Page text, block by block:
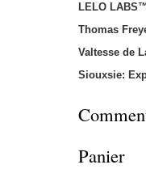
LELO
Thomas
Valtesse de
Siouxsie:
Panier